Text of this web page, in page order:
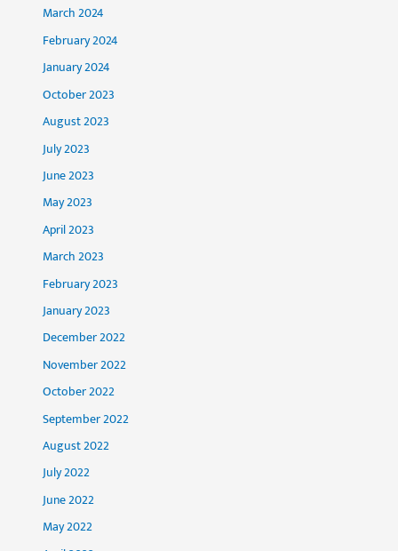
March 2024
February 2024
January 2024
October 2023
August 2023
July 2023
June 2023
May 2023
April 2023
March 2023
February 2023
January 2023
December 2022
November 2022
October 2022
September 2022
August 2022
July 2022
June 2022
May 2022